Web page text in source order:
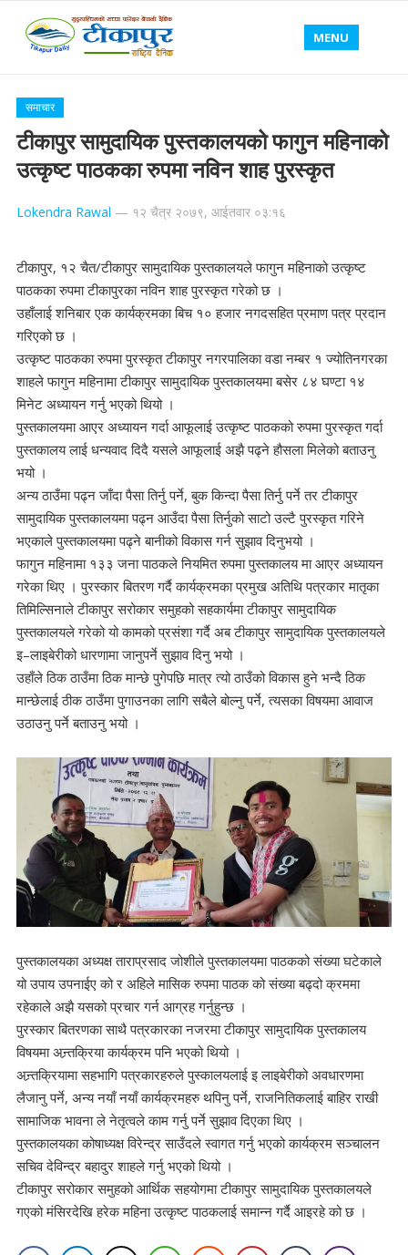
MENU
समाचार
टीकापुर सामुदायिक पुस्तकालयको फागुन महिनाको
उत्कृष्ट पाठकका रुपमा नविन शाह पुरस्कृत
Lokendra Rawal — १२ चैत्र २०७९, आईतवार ०३:१६
टीकापुर, १२ चैत/टीकापुर सामुदायिक पुस्तकालयले फागुन महिनाको उत्कृष्ट
पाठकका रुपमा टीकापुरका नविन शाह पुरस्कृत गरेको छ ।
उहाँलाई शनिबार एक कार्यक्रमका बिच १० हजार नगदसहित प्रमाण पत्र प्रदान
गरिएको छ ।
उत्कृष्ट पाठकका रुपमा पुरस्कृत टीकापुर नगरपालिका वडा नम्बर १ ज्योतिनगरका
शाहले फागुन महिनामा टीकापुर सामुदायिक पुस्तकालयमा बसेर ८४ घण्टा १४
मिनेट अध्यायन गर्नु भएको थियो ।
पुस्तकालयमा आएर अध्यायन गर्दा आफूलाई उत्कृष्ट पाठकको रुपमा पुरस्कृत गर्दा
पुस्तकालय लाई धन्यवाद दिदै यसले आफूलाई अझै पढ्ने हौसला मिलेको बताउनु
भयो ।
अन्य ठाउँमा पढ्न जाँदा पैसा तिर्नु पर्ने, बुक किन्दा पैसा तिर्नु पर्ने तर टीकापुर
सामुदायिक पुस्तकालयमा पढ्न आउँदा पैसा तिर्नुको साटो उल्टै पुरस्कृत गरिने
भएकाले पुस्तकालयमा पढ्ने बानीको विकास गर्न सुझाव दिनुभयो ।
फागुन महिनामा १३३ जना पाठकले नियमित रुपमा पुस्तकालय मा आएर अध्यायन
गरेका थिए । पुरस्कार बितरण गर्दै कार्यक्रमका प्रमुख अतिथि पत्रकार मातृका
तिमिल्सिनाले टीकापुर सरोकार समुहको सहकार्यमा टीकापुर सामुदायिक
पुस्तकालयले गरेको यो कामको प्रसंशा गर्दै अब टीकापुर सामुदायिक पुस्तकालयले
इ–लाइबेरीको धारणामा जानुपर्ने सुझाव दिनु भयो ।
उहाँले ठिक ठाउँमा ठिक मान्छे पुगेपछि मात्र त्यो ठाउँको विकास हुने भन्दै ठिक
मान्छेलाई ठीक ठाउँमा पुगाउनका लागि सबैले बोल्नु पर्ने, त्यसका विषयमा आवाज
उठाउनु पर्ने बताउनु भयो ।
पुस्तकालयका अध्यक्ष ताराप्रसाद जोशीले पुस्तकालयमा पाठकको संख्या घटेकाले
यो उपाय उपनाईए को र अहिले मासिक रुपमा पाठक को संख्या बढ्दो क्रममा
रहेकाले अझै यसको प्रचार गर्न आग्रह गर्नुहुन्छ ।
पुरस्कार बितरणका साथै पत्रकारका नजरमा टीकापुर सामुदायिक पुस्तकालय
विषयमा अन्र्तक्रिया कार्यक्रम पनि भएको थियो ।
अन्र्तक्रियामा सहभागि पत्रकारहरुले पुस्कालयलाई इ लाइबेरीको अवधारणमा
लैजानु पर्ने, अन्य नयाँ नयाँ कार्यक्रमहरु थपिनु पर्ने, राजनितिकलाई बाहिर राखी
सामाजिक भावना ले नेतृत्वले काम गर्नु पर्ने सुझाव दिएका थिए ।
पुस्तकालयका कोषाध्यक्ष विरेन्द्र साउँदले स्वागत गर्नु भएको कार्यक्रम सञ्चालन
सचिव देविन्द्र बहादुर शाहले गर्नु भएको थियो ।
टीकापुर सरोकार समुहको आर्थिक सहयोगमा टीकापुर सामुदायिक पुस्तकालयले
गएको मंसिरदेखि हरेक महिना उत्कृष्ट पाठकलाई समान्न गर्दै आइरहे को छ ।